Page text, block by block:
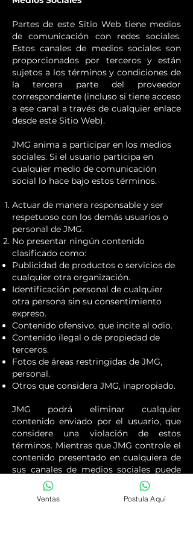
Partes de este Sitio Web tiene medios
de comunicación con redes sociales.
Estos canales de medios sociales son
proporcionados por terceros y están
sujetos a los términos y condiciones de
la tercera parte del proveedor
correspondiente (incluso si tiene acceso
a ese canal a través de cualquier enlace
desde este Sitio Web).
JMG anima a participar en los medios
sociales. Si el usuario participa en
cualquier medio de comunicación
social lo hace bajo estos términos.
Actuar de manera responsable y ser
respetuoso con los demás usuarios o
personal de JMG.
No presentar ningún contenido
clasificado como:
Publicidad de productos o servicios de
cualquier otra organización.
Identificación personal de cualquier
otra persona sin su consentimiento
expreso.
Contenido ofensivo, que incite al odio.
Contenido ilegal o de propiedad de
terceros.
Fotos de áreas restringidas de JMG,
personal.
Otros que considera JMG, inapropiado.
JMG podrá eliminar cualquier
contenido enviado por el usuario, que
considere una violación de estos
términos. Mientras que JMG controle el
contenido presentado en cualquiera de
sus canales de medios sociales puede
no controlar todos los contenidos en
todo momento. En consecuencia, debe
notificar a las mujeres de cualquier
Ventas Postula Aquí